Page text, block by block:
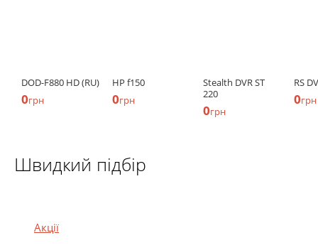
DOD-F880 HD (RU)
0грн
HP f150
0грн
Stealth DVR ST
220
0грн
RS
0грн
Швидкий підбір
Акції